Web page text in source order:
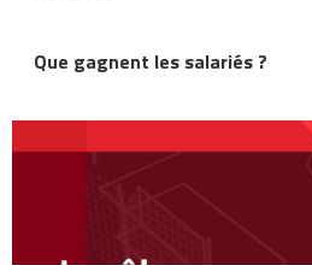
Que gagnent les salariés ?